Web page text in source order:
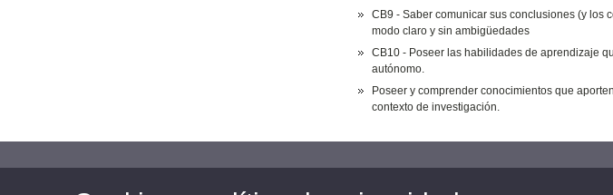
CB9 - Saber comunicar sus conclusiones (y los
modo claro y sin ambigüedades
CB10 - Poseer las habilidades de aprendizaje
autónomo.
Poseer y comprender conocimientos que
contexto de investigación.